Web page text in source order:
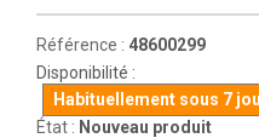
Référence : 48600299
Disponibilité :
Habituellement sous 7
État : Nouveau produit